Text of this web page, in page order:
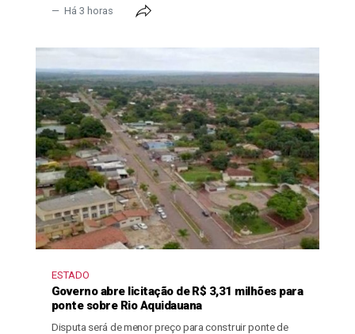
Há 3 horas
ESTADO
Governo abre licitação de R$ 3,31 milhões para
ponte sobre Rio Aquidauana
Disputa será de menor preço para construir ponte de